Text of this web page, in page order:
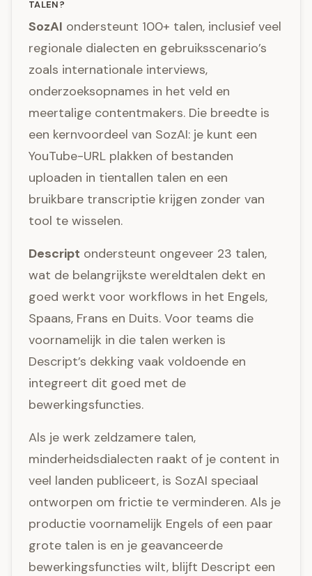
TALEN?
SozAI ondersteunt 100+ talen, inclusief veel
regionale dialecten en gebruiksscenario’s
zoals internationale interviews,
onderzoeksopnames in het veld en
meertalige contentmakers. Die breedte is
een kernvoordeel van SozAI: je kunt een
YouTube-URL plakken of bestanden
uploaden in tientallen talen en een
bruikbare transcriptie krijgen zonder van
tool te wisselen.
Descript ondersteunt ongeveer 23 talen,
wat de belangrijkste wereldtalen dekt en
goed werkt voor workflows in het Engels,
Spaans, Frans en Duits. Voor teams die
voornamelijk in die talen werken is
Descript’s dekking vaak voldoende en
integreert dit goed met de
bewerkingsfuncties.
Als je werk zeldzamere talen,
minderheidsdialecten raakt of je content in
veel landen publiceert, is SozAI speciaal
ontworpen om frictie te verminderen. Als je
productie voornamelijk Engels of een paar
grote talen is en je geavanceerde
bewerkingsfuncties wilt, blijft Descript een